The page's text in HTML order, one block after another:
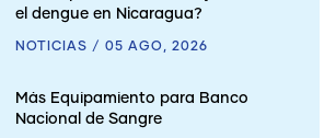
el dengue en Nicaragua?
NOTICIAS / 05 AGO, 2026
Más Equipamiento para Banco
Nacional de Sangre